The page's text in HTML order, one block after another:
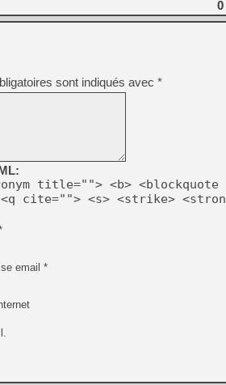
[LS] [PS5] Le WebKit
[GK] Oubliez Crazy Taxi,
[LS] [Switch] NSZ 5.0.0
[GK] No More Room in
[GK] Un chatbot Atelier
[GK] Mémoire cash -
[GK] Nvidia : le prix des
[GK] Suikoden Star Leap
[Mo5] La mini borne
0
sont indiqués avec *
title=""> <b> <blockquote
cite=""> <s> <strike>
email *